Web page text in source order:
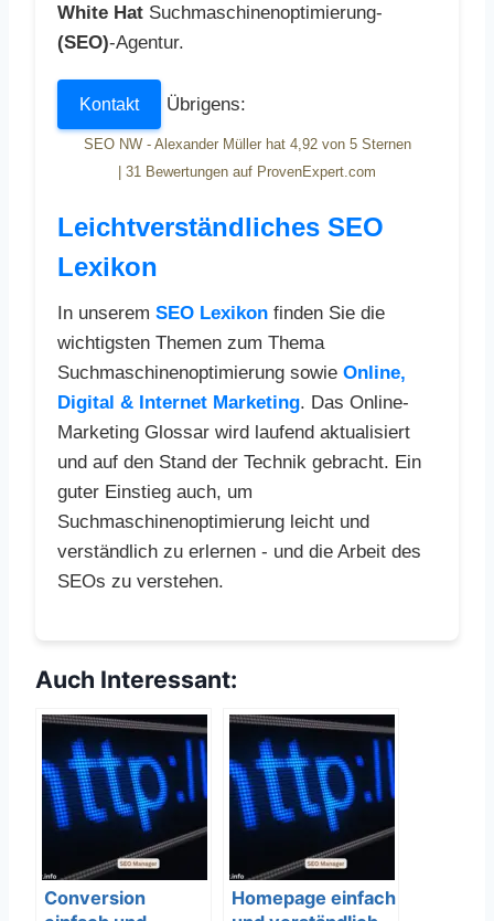
White Hat Suchmaschinenoptimierung-
(SEO)-Agentur.
Kontakt Übrigens:
SEO NW - Alexander Müller hat 4,92von 5Sternen
31 Bewertungen auf ProvenExpert.com
Leichtverständliches SEO
Lexikon
In unserem SEO Lexikon finden Sie die
wichtigsten Themen zum Thema
Suchmaschinenoptimierung sowie Online,
Digital & Internet Marketing. Das Online-
Marketing Glossar wird laufend aktualisiert
und auf den Stand der Technik gebracht. Ein
guter Einstieg auch, um
Suchmaschinenoptimierung leicht und
verständlich zu erlernen - und die Arbeit des
SEOs zu verstehen.
Auch Interessant:
Conversion
Homepage einfach